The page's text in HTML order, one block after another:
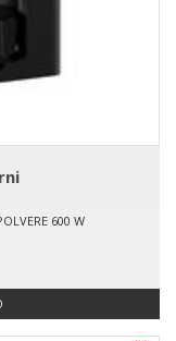
600 W